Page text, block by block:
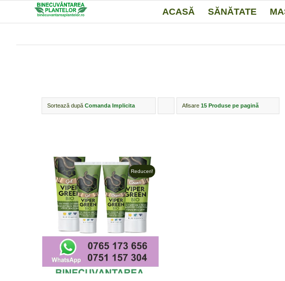
ACASĂ SĂNĂTATE
Sortează după Comanda Implicita Click
Afisare 15 Produse pe pagină
Reduceri!